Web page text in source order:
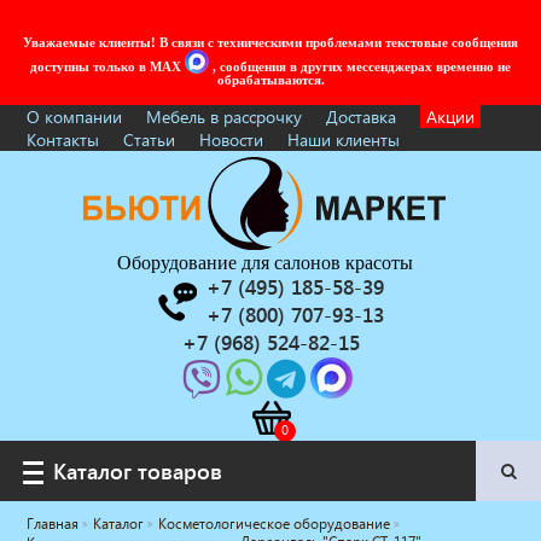
Уважаемые клиенты! В связи с техническими проблемами текстовые сообщения
доступны только в MAX
, сообщения в других мессенджерах временно не
обрабатываются.
О компании Мебель в рассрочку Доставка
Акции
Контакты
Статьи Новости Наши клиенты
Оборудование для салонов красоты
+7 (495) 185-58-39
+7 (800) 707-93-13
+7 (968) 524-82-15
Каталог товаров
Каталог товаров
Главная Каталог
Косметологическое оборудование